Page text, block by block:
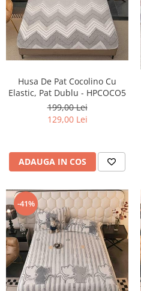
Husa De Pat Cocolino Cu
Elastic, Pat Dublu - HPCOCO5
199,00 Lei
129,00 Lei
ADAUGA IN COS
-41%